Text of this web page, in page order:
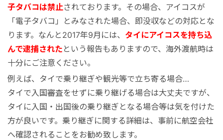
子タバコは禁止されております。その場合、アイコスが
「電子タバコ」とみなされた場合、即没収などの対応とな
ります。なんと2017年9月には、 タイにアイコスを持ち込
んで逮捕された という報告もありますので、海外渡航時は
十分にご注意ください。
例えば、タイで乗り継ぎや観光等で立ち寄る場合…
タイで入国審査をせずに乗り継げる場合は大丈夫ですが、
タイに入国・出国後の乗り継ぎとなる場合等は気を付けた
方が良いです。乗り継ぎに関する詳細は、事前に航空会社
へ確認されることをお勧め致します。